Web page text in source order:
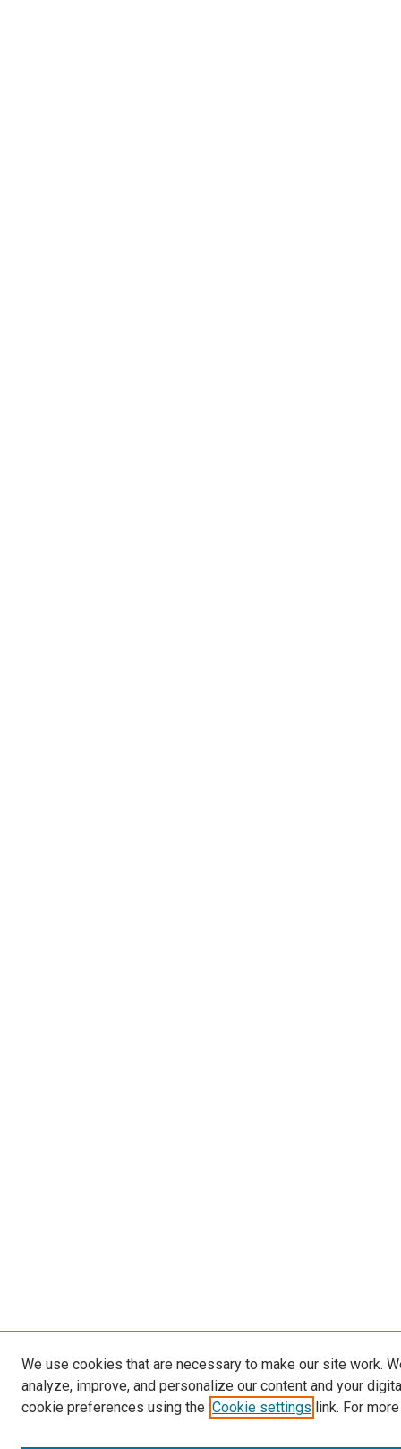
We use cookies that are necessary to make our site work.
analyze, improve, and personalize our content and your
cookie preferences using the Cookie settings link. For